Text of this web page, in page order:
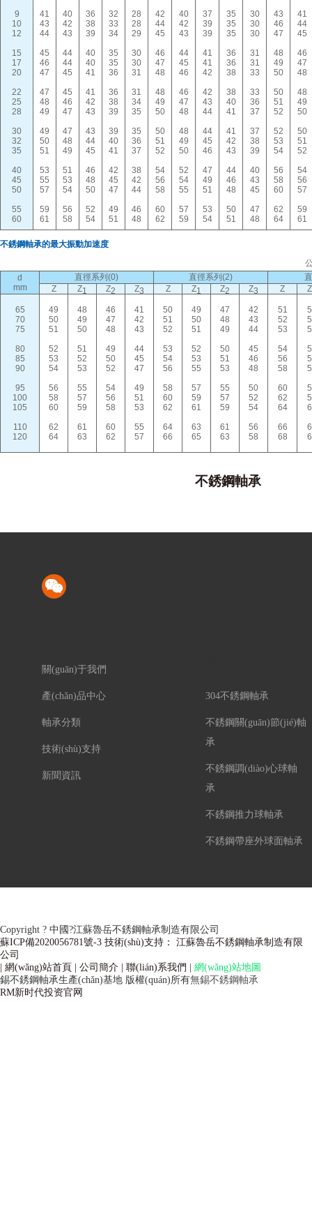
9
10
12
15
17
20
22
25
28
30
32
35
40
45
50
55
60
41
43
44
45
46
47
47
48
49
49
50
51
53
55
57
59
61
40
42
43
44
44
45
45
46
47
47
48
49
51
53
54
56
58
36
38
39
40
40
41
41
42
43
43
44
45
46
48
50
52
54
32
33
34
35
35
36
36
38
39
39
40
41
42
45
47
49
51
28
28
29
30
30
31
31
34
35
35
36
37
38
42
44
46
48
42
44
45
46
47
48
48
49
50
50
51
52
54
56
58
60
62
40
42
43
44
45
46
46
47
48
48
49
50
52
54
55
57
59
37
39
39
41
41
42
42
43
44
44
45
46
47
49
51
53
54
35
35
35
36
36
38
38
40
41
41
42
43
44
46
48
50
51
30
30
30
31
31
33
33
36
37
37
38
39
40
43
45
47
48
43
46
47
48
49
50
50
51
52
52
53
54
56
58
60
62
64
41
44
45
46
47
48
48
49
50
50
51
52
54
56
57
59
61
不銹鋼軸承的最大振動加速度
d
mm
直徑系列(0) 直徑系列(2)
Z
Z1 Z2 Z3 Z Z1 Z2 Z3 Z Z
65
70
75
80
85
90
95
100
105
110
120
49
50
51
52
53
54
56
58
60
62
64
48
49
50
51
52
53
55
57
59
61
63
46
47
48
49
50
52
54
56
58
60
62
41
42
43
44
45
47
49
51
53
55
57
50
51
52
53
54
56
58
60
62
64
66
49
50
51
52
53
55
57
59
61
63
65
47
48
49
50
51
53
55
57
59
61
63
42
43
44
45
46
48
50
52
54
56
58
51
52
53
54
56
58
60
62
64
66
68
不銹鋼軸承
關(guān)于我們
產(chǎn)品中心
軸承分類
技術(shù)支持
新聞資訊
304不銹鋼軸承
不銹鋼關(guān)節(jié)軸
承
不銹鋼調(diào)心球軸
承
不銹鋼推力球軸承
不銹鋼帶座外球面軸承
Copyright ? 中國?江蘇魯岳不銹鋼軸承制造有限公司
蘇ICP備2020056781號-3 技術(shù)支持： 江蘇魯岳不銹鋼軸承制造有限
公司
| 網(wǎng)站首頁 | 公司簡介 | 聯(lián)系我們 | 網(wǎng)站地圖
錫不銹鋼軸承生產(chǎn)基地 版權(quán)所有無錫不銹鋼軸承
RM新时代投资官网